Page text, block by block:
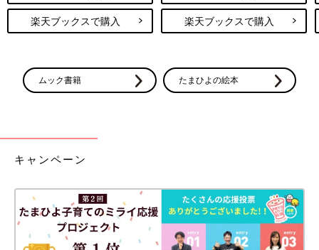
安心安全、手抜きができて楽チン＆楽しきちんと洗えたキレイな
服を着ること。著書に『やることの「見える化」で掃除をラクに
楽天ブックスで購入 楽天ブックスで購入
ムック書籍 たまひよの絵本
キャンペーン